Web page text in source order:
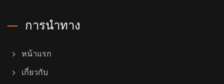
การนำทาง
หน้าแรก
เกี่ยวกับ